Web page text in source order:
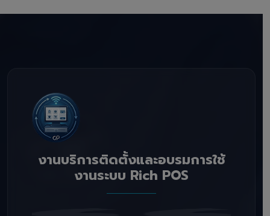
งานบริการติดตั้งและอบรมการใช้
งานระบบ Rich POS